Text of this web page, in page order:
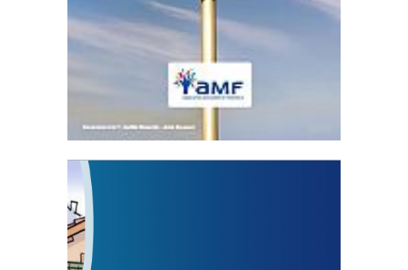
Statut de l’élu local
3 avril 2024
Mise à jour avril 2024
FEUILLETER